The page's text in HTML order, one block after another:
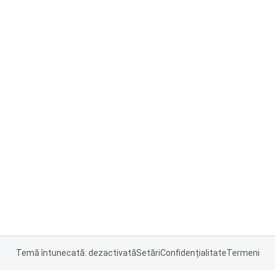
Temă întunecată: dezactivatăSetăriConfidențialitateTermeni